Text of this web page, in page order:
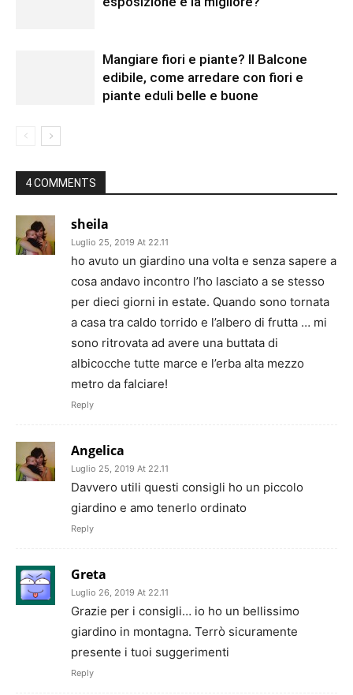
Mangiare fiori e piante? Il Balcone
edibile, come arredare con fiori e
piante eduli belle e buone
4 COMMENTS
sheila
Luglio 25, 2019 At 22.11
ho avuto un giardino una volta e senza sapere a
cosa andavo incontro l’ho lasciato a se stesso
per dieci giorni in estate. Quando sono tornata
a casa tra caldo torrido e l’albero di frutta … mi
sono ritrovata ad avere una buttata di
albicocche tutte marce e l’erba alta mezzo
metro da falciare!
Reply
Angelica
Luglio 25, 2019 At 22.11
Davvero utili questi consigli ho un piccolo
giardino e amo tenerlo ordinato
Reply
Greta
Luglio 26, 2019 At 22.11
Grazie per i consigli… io ho un bellissimo
giardino in montagna. Terrò sicuramente
presente i tuoi suggerimenti
Reply